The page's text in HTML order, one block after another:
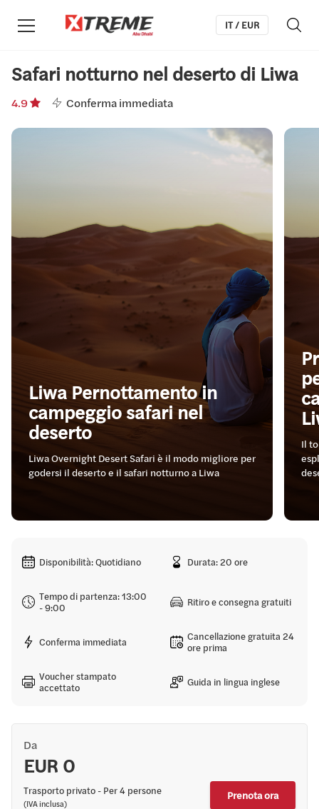
IT / EUR
Safari notturno nel deserto di Liwa
4.9 Conferma immediata
Liwa Pernottamento in
campeggio safari nel
deserto
Liwa Overnight Desert Safari è il modo migliore per
godersi il deserto e il safari notturno a Liwa
Il
Disponibilità: Quotidiano Durata: 20 ore
Tempo di partenza: 13:00
- 9:00
Ritiro e consegna gratuiti
Conferma immediata
Cancellazione gratuita 24
ore prima
Voucher stampato
accettato
Guida in lingua inglese
Da
EUR 0
Trasporto privato - Per 4 persone
(IVA inclusa)
Prenota ora